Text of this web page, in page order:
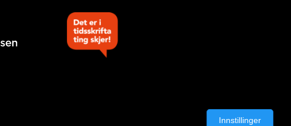
Innstillinger